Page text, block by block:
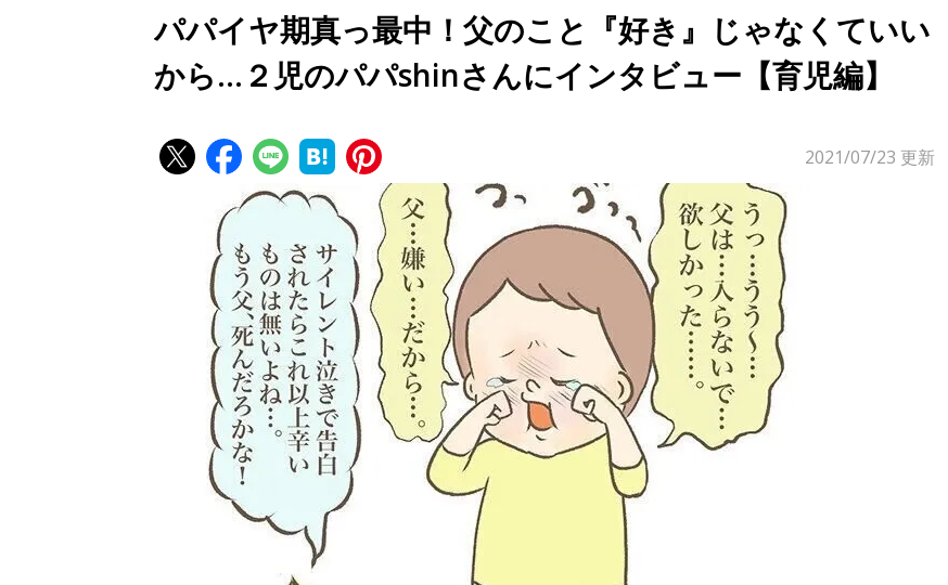
パパイヤ期真っ最中！父のこと『好き』じゃなくていい
から…２児のパパshinさんにインタビュー【育児編】
2021/07/23 更新